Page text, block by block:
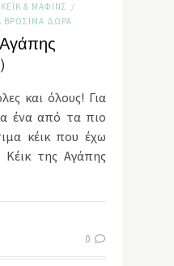
ΚΈΙΚ & ΜΆΦΙΝΣ /
ΒΡΏΣΙΜΑ ΔΏΡΑ
Αγάπης
και όλους! Για
ένα από τα πιο
κέικ που έχω
Κέικ της Αγάπης
0